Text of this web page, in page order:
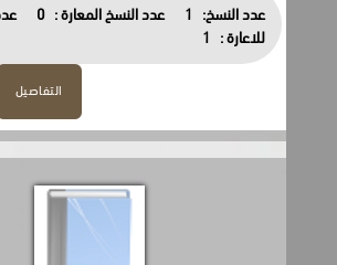
عدد النسخ: 1 عدد النسخ المعارة : 0
عدد النسخ
للاعارة :
1